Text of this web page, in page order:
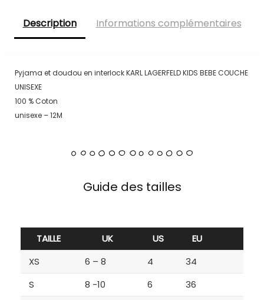
Description Informations complémentaires
Pyjama et doudou en interlock KARL LAGERFELD KIDS BEBE COUCHE
UNISEXE
100 % Coton
unisexe – 12M
Guide des tailles
TAILLE UK US
EU
XS
6 – 8 4
34
S
8 -10 6
36